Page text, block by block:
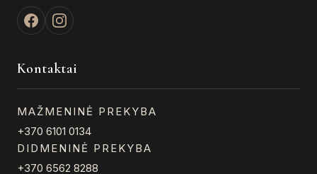
Kontaktai
MAŽMENINĖ PREKYBA
+370 6101 0134
DIDMENINĖ PREKYBA
+370 6562 8288